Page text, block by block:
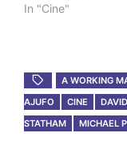
In "Cine"
A WORKING
AJUFO
CINE
STATHAM
MICHAEL